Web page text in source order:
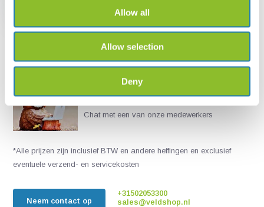
Allow all
Allow selection
Deny
Chat met een van onze medewerkers
*Alle prijzen zijn inclusief BTW en andere heffingen en exclusief
eventuele verzend- en servicekosten
Neem contact op
+31502053300
sales@veldshop.nl